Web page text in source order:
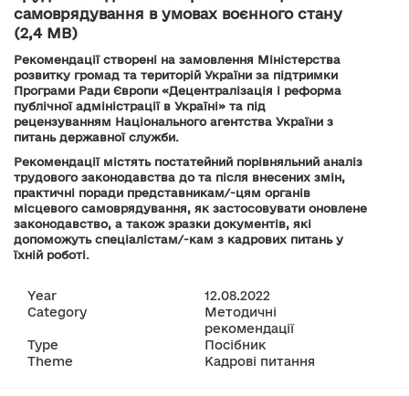
самоврядування в умовах воєнного стану
(2,4 MB)
Рекомендації створені на замовлення Міністерства
розвитку громад та територій України за підтримки
Програми Ради Європи «Децентралізація і реформа
публічної адміністрації в Україні» та під
рецензуванням Національного агентства України з
питань державної служби.
Рекомендації містять постатейний порівняльний аналіз
трудового законодавства до та після внесених змін,
практичні поради представникам/-цям органів
місцевого самоврядування, як застосовувати оновлене
законодавство, а також зразки документів, які
допоможуть спеціалістам/-кам з кадрових питань у
їхній роботі.
Year
12.08.2022
Category
Методичні
рекомендації
Type
Посібник
Theme
Кадрові питання